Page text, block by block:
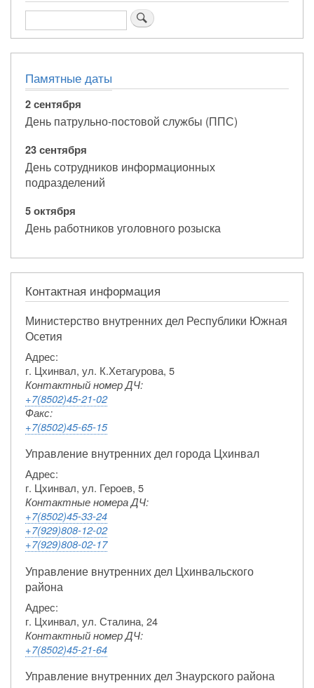
Поиск
Памятные даты
2 сентября
День патрульно-постовой службы (ППС)
23 сентября
День сотрудников информационных
подразделений
5 октября
День работников уголовного розыска
Контактная информация
Министерство внутренних дел Республики Южная
Осетия
Адрес:
г. Цхинвал, ул. К.Хетагурова, 5
Контактный номер ДЧ:
+7(8502)45-21-02
Факс:
+7(8502)45-65-15
Управление внутренних дел города Цхинвал
Адрес:
г. Цхинвал, ул. Героев, 5
Контактные номера ДЧ:
+7(8502)45-33-24
+7(929)808-12-02
+7(929)808-02-17
Управление внутренних дел Цхинвальского
района
Адрес:
г. Цхинвал, ул. Сталина, 24
Контактный номер ДЧ:
+7(8502)45-21-64
Управление внутренних дел Знаурского района